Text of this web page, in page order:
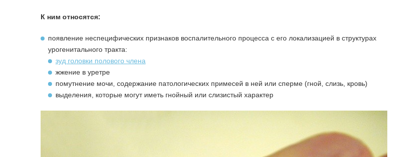
К ним относятся:
появление неспецифических признаков воспалительного процесса с его локализацией в структурах
урогенитального тракта:
зуд головки полового члена
жжение в уретре
помутнение мочи, содержание патологических примесей в ней или сперме (гной, слизь, кровь)
выделения, которые могут иметь гнойный или слизистый характер